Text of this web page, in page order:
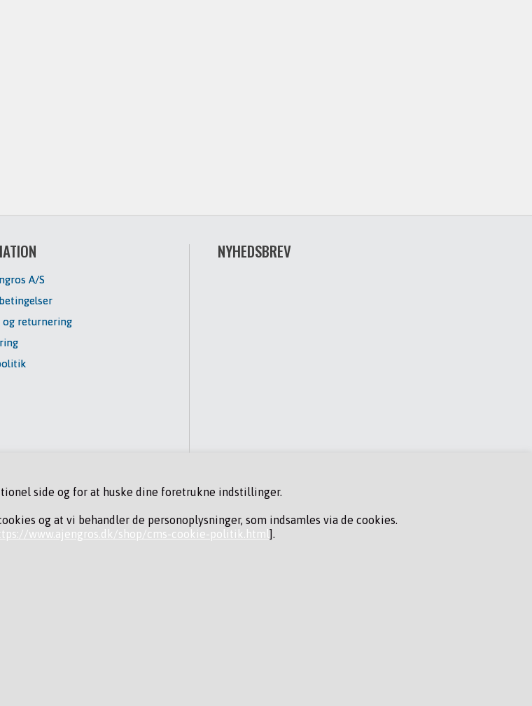
side og for at huske dine foretrukne indstillinger.
og at vi behandler de personoplysninger, som indsamles via de cookies.
www.ajengros.dk/shop/cms-cookie-politik.html ].
A/S
og returnering
NYHEDSBREV